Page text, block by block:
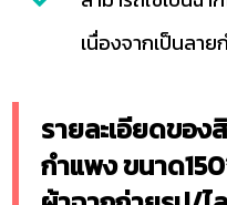
เนื่องจากเป็นลา
รายละเอียดขอ
กำแพง ขนาด